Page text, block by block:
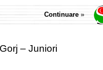
Continuare »
– Juniori